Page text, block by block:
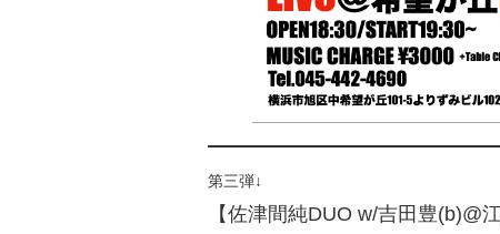
第三弾↓
【佐津間純DUO w/吉田豊(b)@